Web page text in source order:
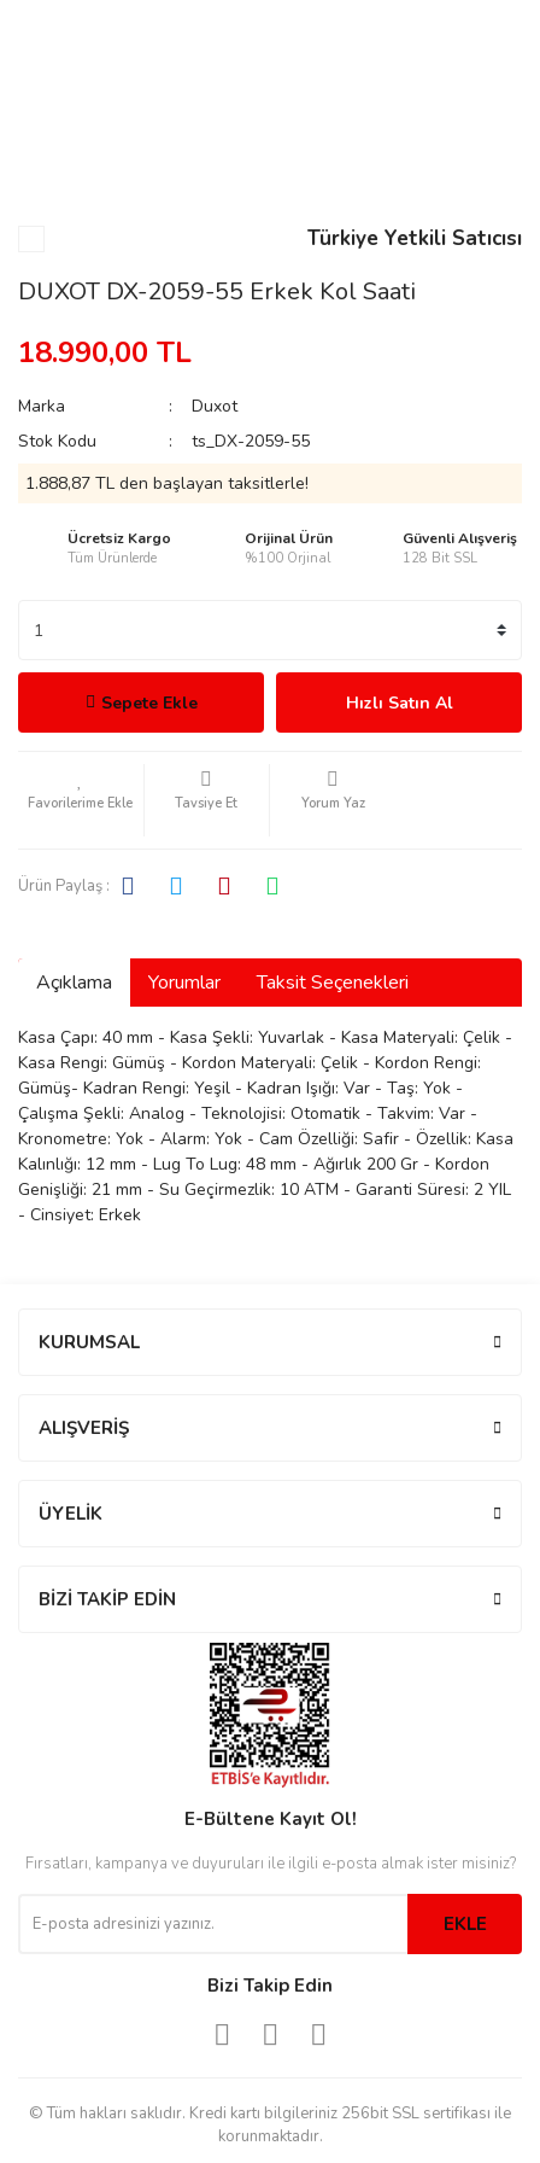
Manoir
Türkiye Yetkili Satıcısı
DUXOT DX-2059-55 Erkek Kol Saati
18.990,00 TL
Marka
Duxot
Stok Kodu
ts_DX-2059-55
1.888,87 TL den başlayan taksitlerle!
Ücretsiz Kargo
Tüm Ürünlerde
Orijinal Ürün
%100 Orjinal
Güvenli Alışveriş
128 Bit SSL
Sepete Ekle Hızlı Satın Al
Tavsiye Et Yorum Yaz
Ürün Paylaş :
Açıklama Yorumlar Taksit Seçenekleri
Kasa Çapı: 40 mm - Kasa Şekli: Yuvarlak - Kasa Materyali: Çelik -
Kasa Rengi: Gümüş - Kordon Materyali: Çelik - Kordon Rengi:
Gümüş- Kadran Rengi: Yeşil - Kadran Işığı: Var - Taş: Yok -
Çalışma Şekli: Analog - Teknolojisi: Otomatik - Takvim: Var -
Kronometre: Yok - Alarm: Yok - Cam Özelliği: Safir - Özellik: Kasa
Kalınlığı: 12 mm - Lug To Lug: 48 mm - Ağırlık 200 Gr - Kordon
Genişliği: 21 mm - Su Geçirmezlik: 10 ATM - Garanti Süresi: 2 YIL
- Cinsiyet: Erkek
KURUMSAL
ALIŞVERİŞ
ÜYELİK
BİZİ TAKİP EDİN
E-Bültene Kayıt Ol!
Fırsatları, kampanya ve duyuruları ile ilgili e-posta almak ister misiniz?
EKLE
Bizi Takip Edin
© Tüm hakları saklıdır. Kredi kartı bilgileriniz 256bit SSL sertifikası ile
korunmaktadır.